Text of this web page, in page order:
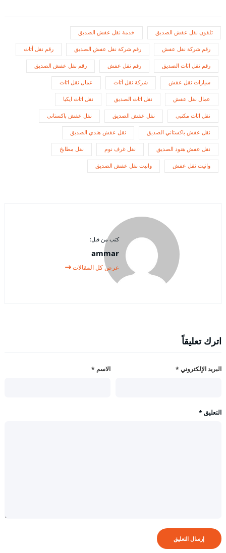
تلفون نقل عفش الصديق خدمة نقل عفش الصديق
رقم شركة نقل عفش رقم شركة نقل عفش الصديق رقم نقل أثاث
رقم نقل اثاث الصديق رقم نقل عفش رقم نقل عفش الصديق
سيارات نقل عفش شركة نقل أثاث عمال نقل اثاث
عمال نقل عفش نقل اثاث الصديق نقل اثاث ايكيا
نقل اثاث مكتبي نقل عفش الصديق نقل عفش باكستاني
نقل عفش باكستاني الصديق نقل عفش هندي الصديق
نقل عفش هنود الصديق نقل غرف نوم نقل مطابخ
وانيت نقل عفش وانيت نقل عفش الصديق
كتب من قبل:
ammar
عرض كل المقالات
اترك تعليقاً
الاسم * البريد الإلكتروني *
التعليق *